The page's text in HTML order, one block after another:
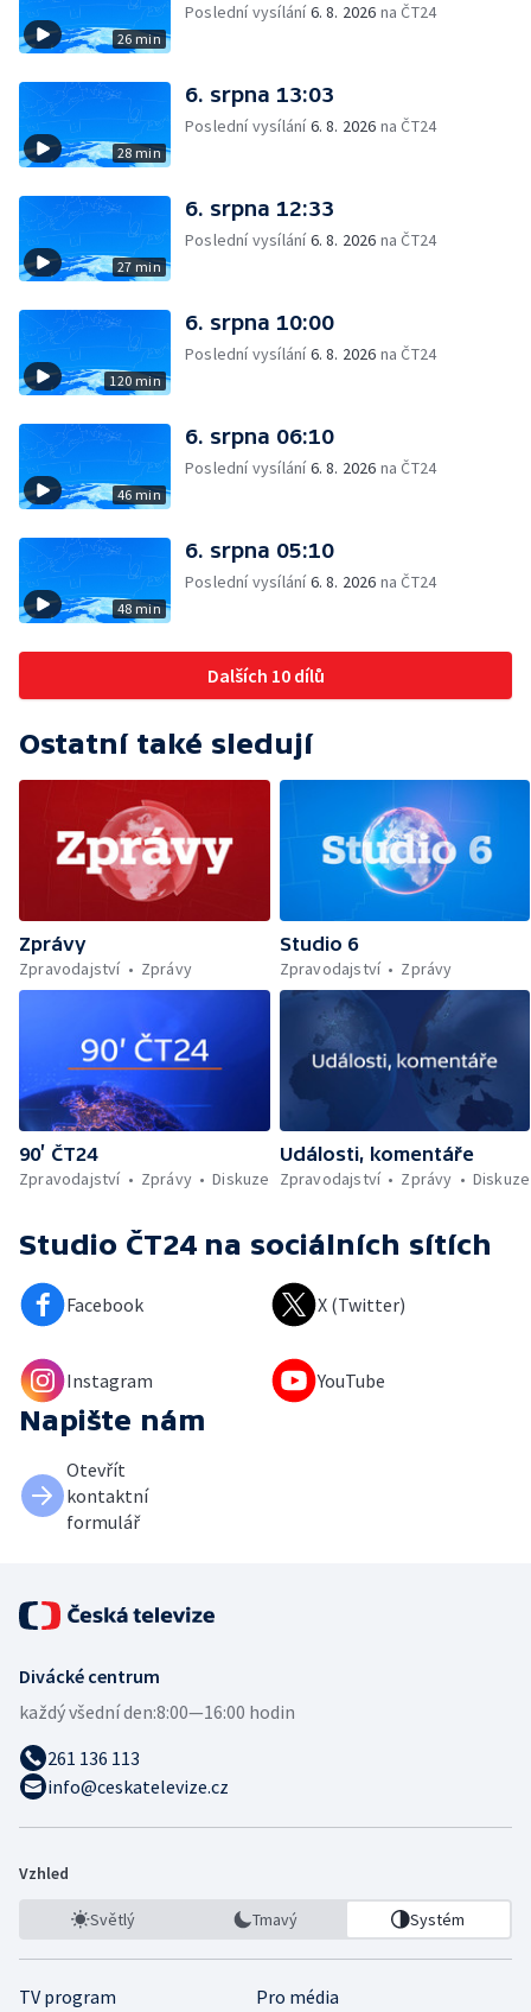
26 min
Poslední vysílání6. 8. 2026 na ČT24
28 min
6. srpna 13:03
Poslední vysílání6. 8. 2026 na ČT24
27 min
6. srpna 12:33
Poslední vysílání6. 8. 2026 na ČT24
120 min
6. srpna 10:00
Poslední vysílání6. 8. 2026 na ČT24
46 min
6. srpna 06:10
Poslední vysílání6. 8. 2026 na ČT24
48 min
6. srpna 05:10
Poslední vysílání6. 8. 2026 na ČT24
Dalších 10 dílů
Ostatní také sledují
Zprávy
Zpravodajství
Zprávy
Studio 6
Zpravodajství
Zprávy
90’ ČT24
Zpravodajství
Zprávy Diskuze
Události, komentáře
Zpravodajství
Zprávy Diskuze
Studio ČT24 na sociálních sítích
Facebook X (Twitter)
Instagram YouTube
Napište nám
Otevřít
kontaktní
formulář
Divácké centrum
každý všední den:8:00—16:00 hodin
261 136 113
info@ceskatelevize.cz
Vzhled
Světlý Tmavý Systém
TV program
Pro média